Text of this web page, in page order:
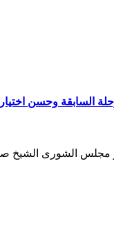
السابقة وحسن
مجلس الشورى الشيخ